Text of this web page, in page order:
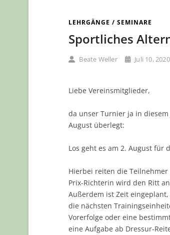
LEHRGÄNGE / SEMINARE
Sportliches
Beate Weller Juli 10, 2020
Liebe Vereinsmitglieder,
da unser Turnier ja in
August überlegt:
Los geht es am 2. August für
Hierbei reiten die
Prix-Richterin wird den Ritt
Außerdem ist Zeit
die nächsten
Vorerfolge oder eine
eine Aufgabe ab Dressur-